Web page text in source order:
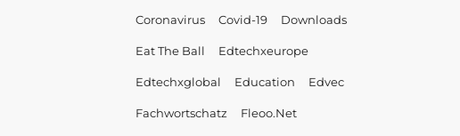
Coronavirus Covid-19 Downloads
Eat The Ball Edtechxeurope
Edtechxglobal Education Edvec
Fachwortschatz Fleoo.net